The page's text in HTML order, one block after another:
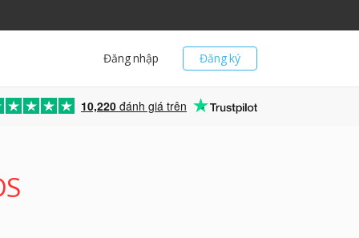
Đăng ký
Đăng nhập
10,220 đánh giá trên